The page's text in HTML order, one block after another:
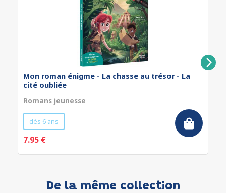
Mon roman énigme - La chasse au trésor - La
cité oubliée
Romans jeunesse
dès 6 ans
7.95 €
De la même collection